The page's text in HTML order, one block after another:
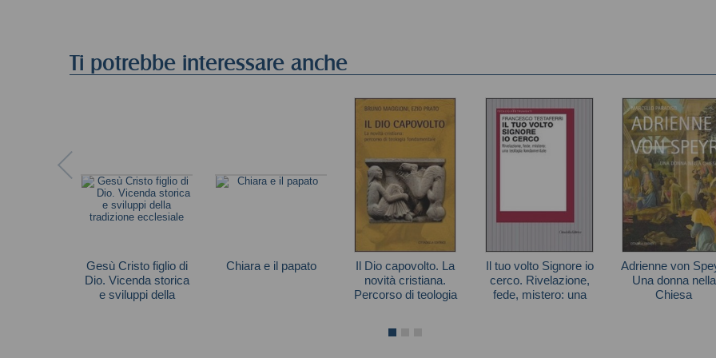
Ti potrebbe interessare anche
Gesù Cristo figlio di
Dio. Vicenda storica
e sviluppi della
Chiara e il papato
Il Dio capovolto. La
novità cristiana.
Percorso di teologia
Il tuo volto Signore io
cerco. Rivelazione,
fede, mistero: una
Adrienne von
Una donna nella
Chiesa